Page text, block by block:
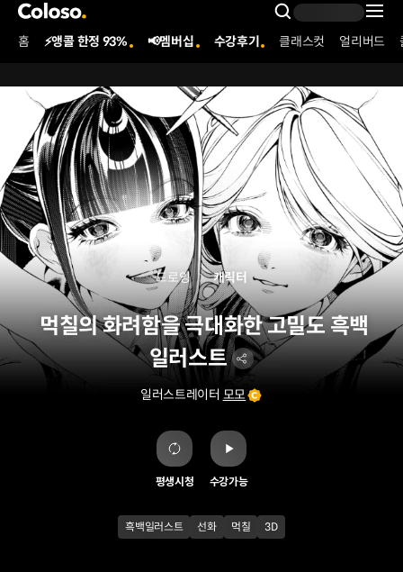
콜로소
Search
Coloso Menu
홈 ⚡앵콜 한정 93% 📢멤버십 수강후기 클래스컷 얼리버드
먹칠의 화려함을 극대화한 고밀도 흑백
일러스트
일러스트레이터 모모
드로잉 캐릭터
평생시청 수강가능
흑백일러스트 선화 먹칠 3D